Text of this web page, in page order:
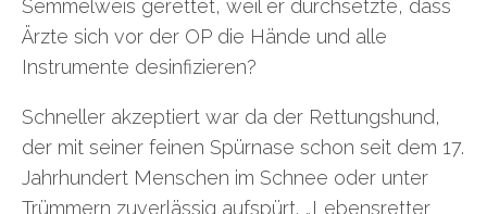
Semmelweis gerettet, weil er durchsetzte, dass
Ärzte sich vor der OP die Hände und alle
Instrumente desinfizieren?
Schneller akzeptiert war da der Rettungshund,
der mit seiner feinen Spürnase schon seit dem 17.
Jahrhundert Menschen im Schnee oder unter
Trümmern zuverlässig aufspürt. „Lebensretter